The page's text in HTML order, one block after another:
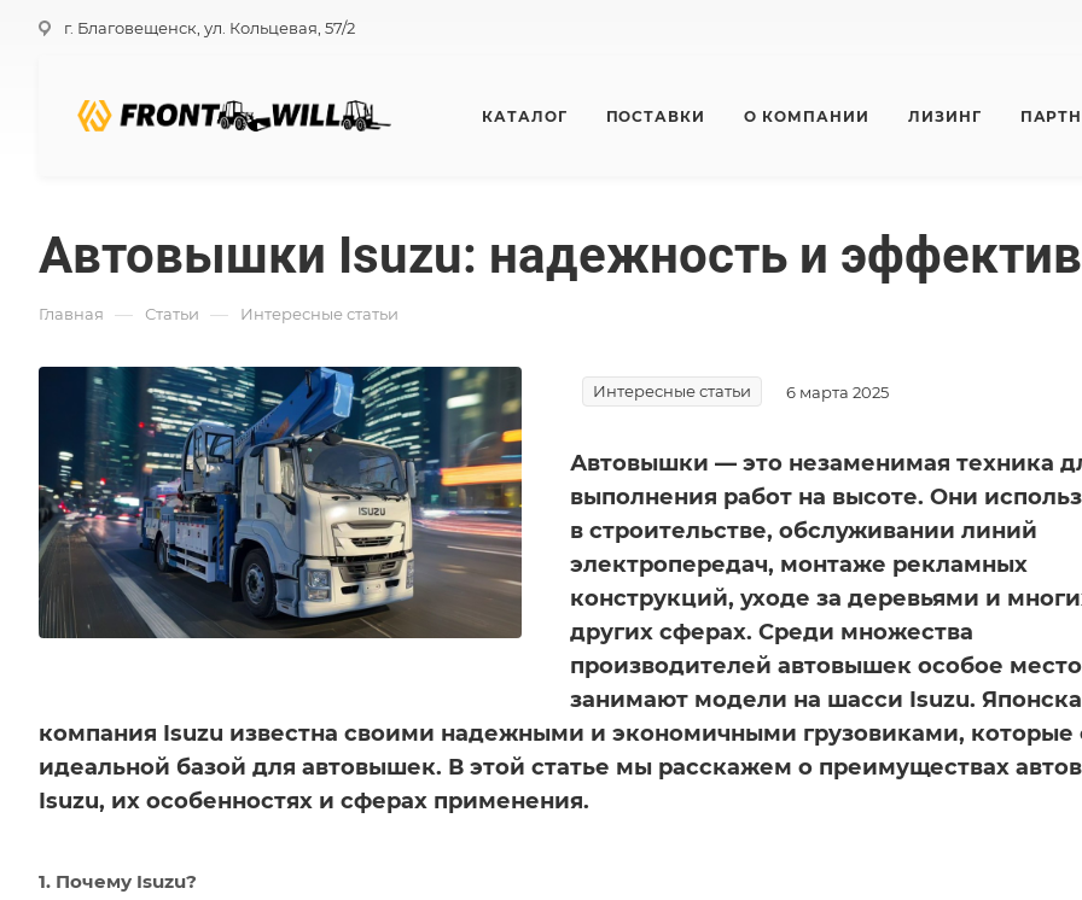
г. Благовещенск, ул. Кольцевая, 57/2
КАТАЛОГ ПОСТАВКИ О КОМПАНИИ ЛИЗИНГ
Автовышки Isuzu: надежность и
Главная — Статьи — Интересные статьи
Интересные статьи 6 марта 2025
Автовышки — это незаменимая техника
выполнения работ на высоте. Они
в строительстве, обслуживании линий
электропередач, монтаже рекламных
конструкций, уходе за деревьями и
других сферах. Среди множества
производителей автовышек особое место
занимают модели на шасси Isuzu.
компания Isuzu известна своими надежными и экономичными грузовиками, которые
идеальной базой для автовышек. В этой статье мы расскажем о преимуществах
Isuzu, их особенностях и сферах применения.
1. Почему Isuzu?